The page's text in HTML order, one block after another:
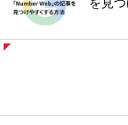
を見